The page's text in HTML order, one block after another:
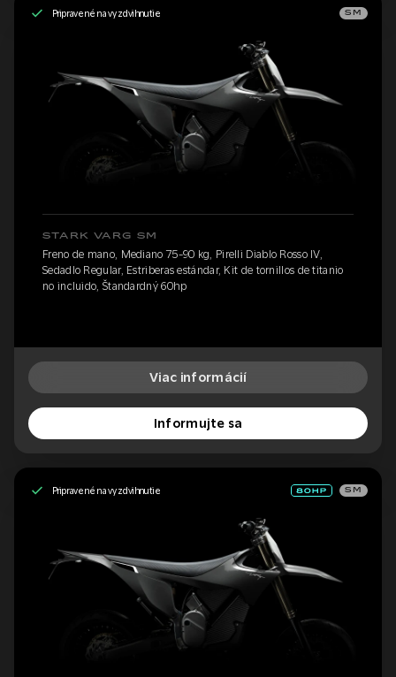
Pripravené na vyzdvihnutie SM
STARK VARG SM
Freno de mano, Mediano 75-90 kg, Pirelli Diablo Rosso IV,
Sedadlo Regular, Estriberas estándar, Kit de tornillos de titanio
no incluido, Štandardný 60hp
Viac informácií
Informujte sa
Pripravené na vyzdvihnutie SM